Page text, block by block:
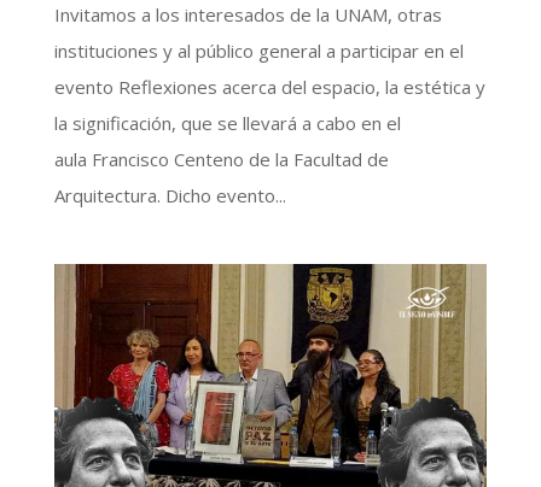
Invitamos a los interesados de la UNAM, otras
instituciones y al público general a participar en el
evento Reflexiones acerca del espacio, la estética y
la significación, que se llevará a cabo en el
aula Francisco Centeno de la Facultad de
Arquitectura. Dicho evento...